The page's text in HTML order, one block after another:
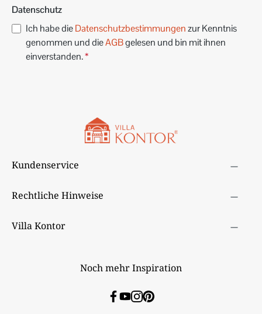
Datenschutz
Ich habe dieDatenschutzbestimmungenzur Kenntnis
genommen und dieAGBgelesen und bin mit ihnen
einverstanden.*
Kundenservice
Rechtliche Hinweise
Villa Kontor
Noch mehr Inspiration